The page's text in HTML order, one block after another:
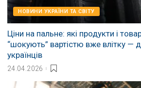
НОВИНИ УКРАЇНИ ТА СВІТУ
Ціни на пальне: які продукти і
“шокують” вартістю вже влітку —
українців
24.04.2026